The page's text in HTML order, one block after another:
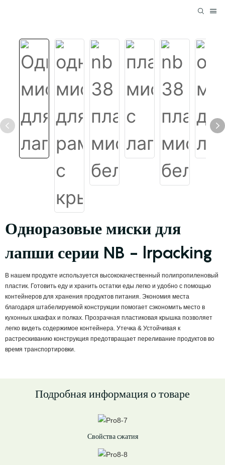
Одноразовые миски для
лапши серии NB - lrpacking
В нашем продукте используется высококачественный полипропиленовый
пластик. Готовить еду и хранить остатки еды легко и удобно с помощью
контейнеров для хранения продуктов питания. Экономия места
благодаря штабелируемой конструкции помогает сэкономить место в
кухонных шкафах и полках. Прозрачная пластиковая крышка позволяет
легко видеть содержимое контейнера. Утечка & Устойчивая к
растрескиванию конструкция предотвращает переливание продуктов во
время транспортировки.
Подробная информация о товаре
Свойства сжатия